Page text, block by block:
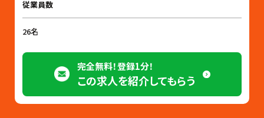
従業員数
26名
完全無料！登録1分！
この求人を紹介してもらう